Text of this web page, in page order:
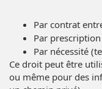
Par contrat
Par
Par nécessité
Ce droit peut être
ou même pour des